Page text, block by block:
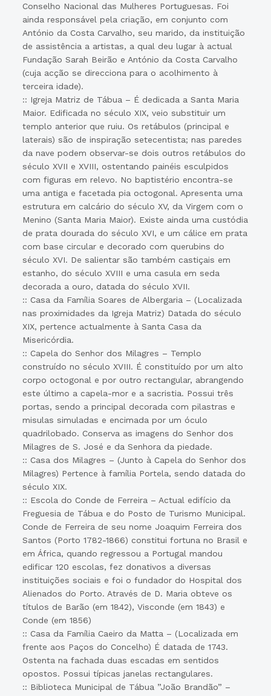
Conselho Nacional das Mulheres Portuguesas. Foi
ainda responsável pela criação, em conjunto com
António da Costa Carvalho, seu marido, da instituição
de assistência a artistas, a qual deu lugar à actual
Fundação Sarah Beirão e António da Costa Carvalho
(cuja acção se direcciona para o acolhimento à
terceira idade).
:: Igreja Matriz de Tábua – É dedicada a Santa Maria
Maior. Edificada no século XIX, veio substituir um
templo anterior que ruiu. Os retábulos (principal e
laterais) são de inspiração setecentista; nas paredes
da nave podem observar-se dois outros retábulos do
século XVII e XVIII, ostentando painéis esculpidos
com figuras em relevo. No baptistério encontra-se
uma antiga e facetada pia octogonal. Apresenta uma
estrutura em calcário do século XV, da Virgem com o
Menino (Santa Maria Maior). Existe ainda uma custódia
de prata dourada do século XVI, e um cálice em prata
com base circular e decorado com querubins do
século XVI. De salientar são também castiçais em
estanho, do século XVIII e uma casula em seda
decorada a ouro, datada do século XVII.
:: Casa da Família Soares de Albergaria – (Localizada
nas proximidades da Igreja Matriz) Datada do século
XIX, pertence actualmente à Santa Casa da
Misericórdia.
:: Capela do Senhor dos Milagres – Templo
construído no século XVIII. É constituído por um alto
corpo octogonal e por outro rectangular, abrangendo
este último a capela-mor e a sacristia. Possui três
portas, sendo a principal decorada com pilastras e
misulas simuladas e encimada por um óculo
quadrilobado. Conserva as imagens do Senhor dos
Milagres de S. José e da Senhora da piedade.
:: Casa dos Milagres – (Junto à Capela do Senhor dos
Milagres) Pertence à família Portela, sendo datada do
século XIX.
:: Escola do Conde de Ferreira – Actual edifício da
Freguesia de Tábua e do Posto de Turismo Municipal.
Conde de Ferreira de seu nome Joaquim Ferreira dos
Santos (Porto 1782-1866) constitui fortuna no Brasil e
em África, quando regressou a Portugal mandou
edificar 120 escolas, fez donativos a diversas
instituições sociais e foi o fundador do Hospital dos
Alienados do Porto. Através de D. Maria obteve os
títulos de Barão (em 1842), Visconde (em 1843) e
Conde (em 1856)
:: Casa da Família Caeiro da Matta – (Localizada em
frente aos Paços do Concelho) É datada de 1743.
Ostenta na fachada duas escadas em sentidos
opostos. Possui típicas janelas rectangulares.
:: Biblioteca Municipal de Tábua ”João Brandão” –